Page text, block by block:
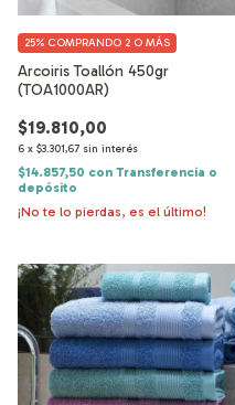
Arcoiris Toallón 450gr
(TOA1000AR)
$19.810,00
6 x $3.301,67 sin interés
25% COMPRANDO 2 O MÁS
$14.857,50 con Transferencia o
depósito
¡No te lo pierdas, es el último!